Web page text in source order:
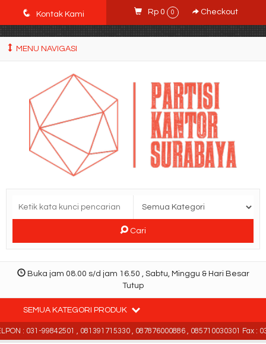
POWgW_CidIRh4HWyBRJVVZyqc0CP9mpkA8eE65rpyX0" />
q Kontak Kami Rp 0 0 Checkout
MENU NAVIGASI
Cari
Buka jam 08.00 s/d jam 16.50 , Sabtu, Minggu & Hari Besar
Tutup
SEMUA KATEGORI PRODUK
: 031-99842501 , 081391715330 , 087876000886 , 085710030301 Fax :